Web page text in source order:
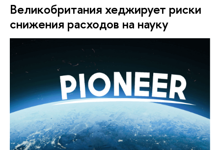
Великобритания хеджирует риски
снижения расходов на науку